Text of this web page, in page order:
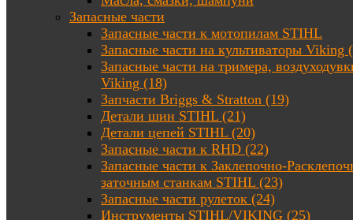
Запасные части
Запасные части к мотопилам STIHL
Запасные части на культиваторы Viking
Запасные части на тримера,
Viking (18)
Запчасти Briggs & Stratton (19)
Детали шин STIHL (21)
Детали цепей STIHL (20)
Запасные части к RHD (22)
Запасные части к Заклепочно-
заточным станкам STIHL (23)
Запасные части рулеток (24)
Инструменты STIHL/VIKING (25)